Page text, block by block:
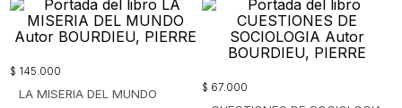
$ 145.000
LA MISERIA DEL MUNDO $ 67.000